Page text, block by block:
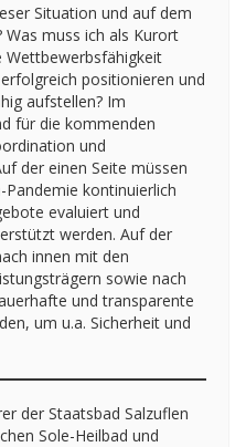
Situation und auf dem
muss ich als Kurort
Wettbewerbsfähigkeit
positionieren und
aufstellen? Im
für die kommenden
und
der einen Seite müssen
kontinuierlich
evaluiert und
werden. Auf der
innen mit den
sowie nach
und transparente
um u.a. Sicherheit und
der Staatsbad Salzuflen
Sole-Heilbad und